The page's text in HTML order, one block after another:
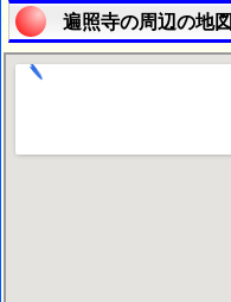
遍照寺の周辺の地図